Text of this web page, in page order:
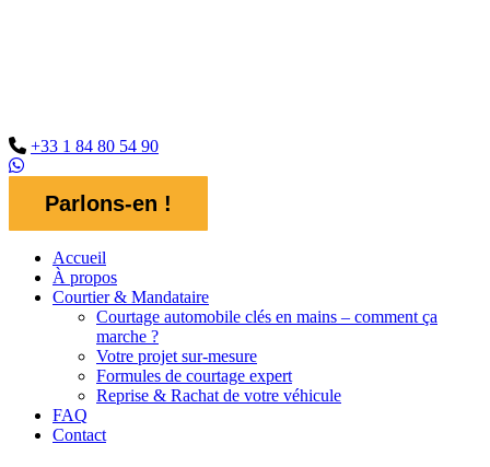
+33 1 84 80 54 90
Parlons-en !
Accueil
À propos
Courtier & Mandataire
Courtage automobile clés en mains – comment ça
marche ?
Votre projet sur-mesure
Formules de courtage expert
Reprise & Rachat de votre véhicule
FAQ
Contact